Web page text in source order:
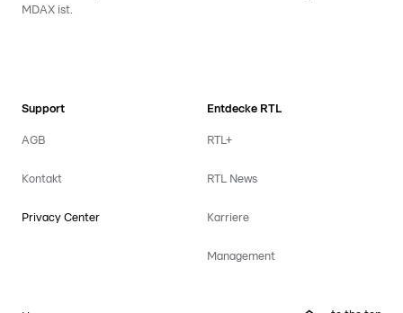
MDAX ist.
Support
AGB
Kontakt
Privacy Center
Entdecke RTL
RTL+
RTL News
Karriere
Management